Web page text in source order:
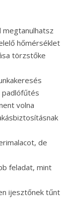
megtanulhatsz
hőmérséklet
törzstőke
padlófűtés
volna
de
feladat, mint
ijesztőnek tűnt